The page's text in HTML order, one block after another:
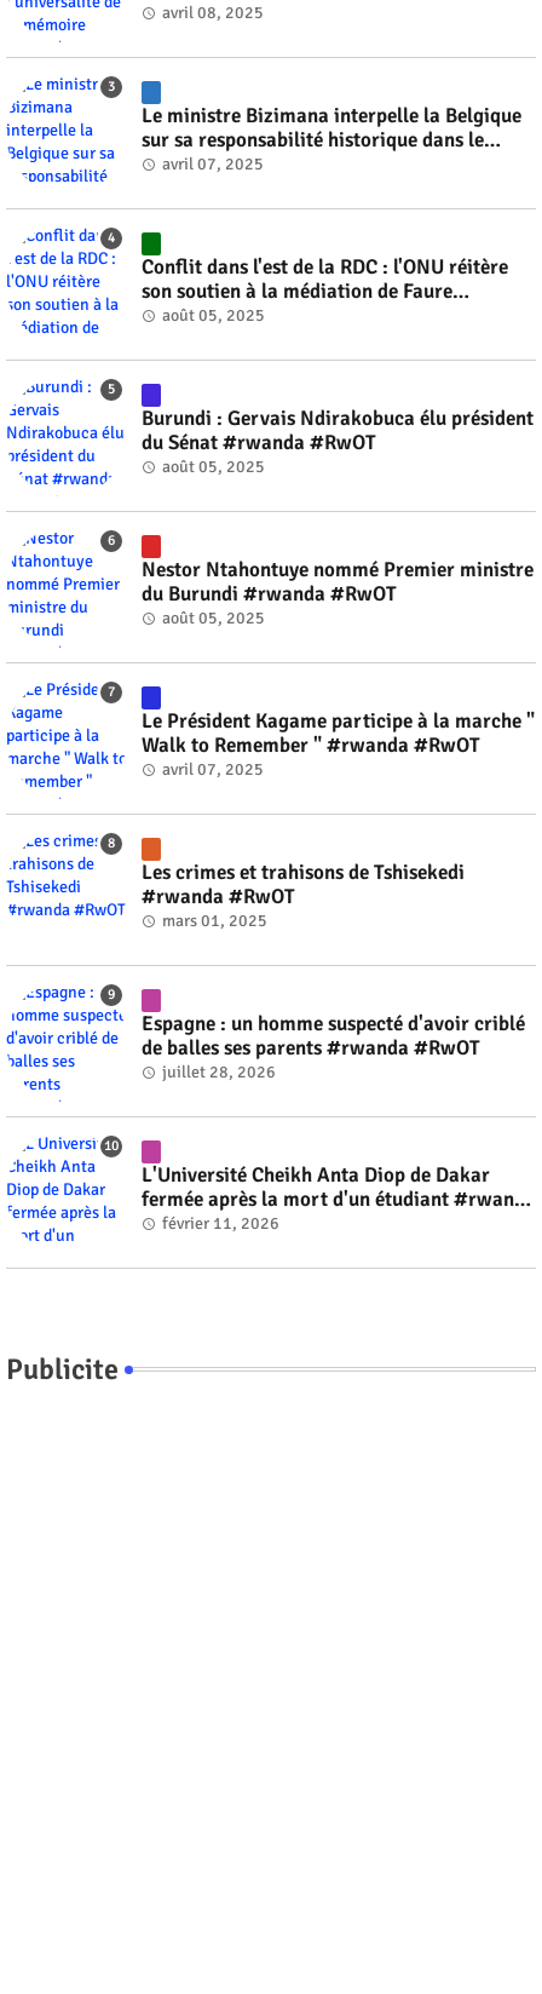
#RwOT
avril 08, 2025
Le ministre Bizimana interpelle la Belgique
sur sa responsabilité historique dans le
génocide #rwanda #RwOT
avril 07, 2025
Conflit dans l'est de la RDC : l'ONU réitère
son soutien à la médiation de Faure
Gnassingbé #rwanda #RwOT
août 05, 2025
Burundi : Gervais Ndirakobuca élu président
du Sénat #rwanda #RwOT
août 05, 2025
Nestor Ntahontuye nommé Premier ministre
du Burundi #rwanda #RwOT
août 05, 2025
Le Président Kagame participe à la marche "
Walk to Remember " #rwanda #RwOT
avril 07, 2025
Les crimes et trahisons de Tshisekedi
#rwanda #RwOT
mars 01, 2025
Espagne : un homme suspecté d'avoir criblé
de balles ses parents #rwanda #RwOT
juillet 28, 2026
L'Université Cheikh Anta Diop de Dakar
fermée après la mort d'un étudiant #rwanda
#RwOT
février 11, 2026
Publicite